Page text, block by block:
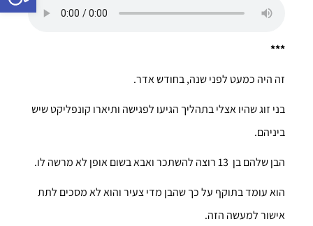
***
זה היה כמעט לפני שנה, בחודש אדר.
בני זוג שהיו אצלי בתהליך הגיעו לפגישה ותיארו קונפליקט שיש
ביניהם.
הבן שלהם בן 13 רוצה להשתכר ואבא בשום אופן לא מרשה לו.
הוא עומד בתוקף על כך שהבן מדי צעיר והוא לא מסכים לתת
אישור למעשה הזה.